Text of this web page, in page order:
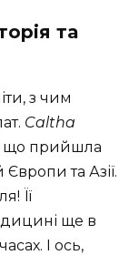
та
з чим
Caltha
що прийшла
та Азії.
Її
ще в
І ось,